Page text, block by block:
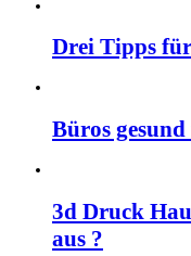
Drei Tipps
Büros
3d Druck
aus ?